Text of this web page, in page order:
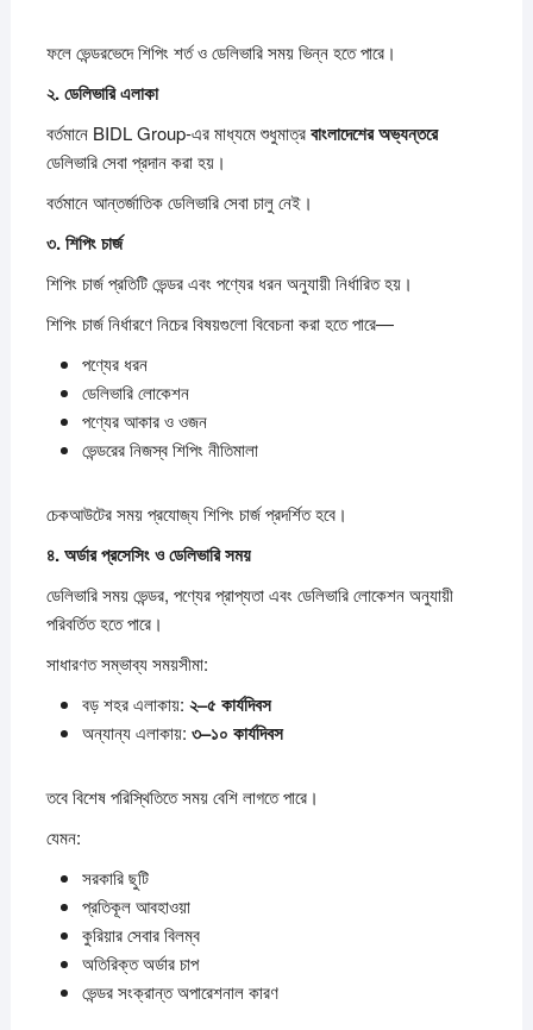
ফলে ভেন্ডরভেদে শিপিং শর্ত ও ডেলিভারি সময় ভিন্ন হতে পারে।
২.ডেলিভারিএলাকা
বর্তমানে BIDL Group-এর মাধ্যমে শুধুমাত্রবাংলাদেশেরঅভ্যন্তরে
ডেলিভারি সেবা প্রদান করা হয়।
বর্তমানে আন্তর্জাতিক ডেলিভারি সেবা চালু নেই।
৩.শিপিংচার্জ
শিপিং চার্জ প্রতিটি ভেন্ডর এবং পণ্যের ধরন অনুযায়ী নির্ধারিত হয়।
শিপিং চার্জ নির্ধারণে নিচের বিষয়গুলো বিবেচনা করা হতে পারে—
পণ্যের ধরন
ডেলিভারি লোকেশন
পণ্যের আকার ও ওজন
ভেন্ডরের নিজস্ব শিপিং নীতিমালা
চেকআউটের সময় প্রযোজ্য শিপিং চার্জ প্রদর্শিত হবে।
৪.অর্ডারপ্রসেসিংওডেলিভারিসময়
ডেলিভারি সময় ভেন্ডর, পণ্যের প্রাপ্যতা এবং ডেলিভারি লোকেশন অনুযায়ী
পরিবর্তিত হতে পারে।
সাধারণত সম্ভাব্য সময়সীমা:
বড় শহর এলাকায়: ২–৫কার্যদিবস
অন্যান্য এলাকায়: ৩–১০ কার্যদিবস
তবে বিশেষ পরিস্থিতিতে সময় বেশি লাগতে পারে।
যেমন:
সরকারি ছুটি
প্রতিকূল আবহাওয়া
কুরিয়ার সেবার বিলম্ব
অতিরিক্ত অর্ডার চাপ
ভেন্ডর সংক্রান্ত অপারেশনাল কারণ